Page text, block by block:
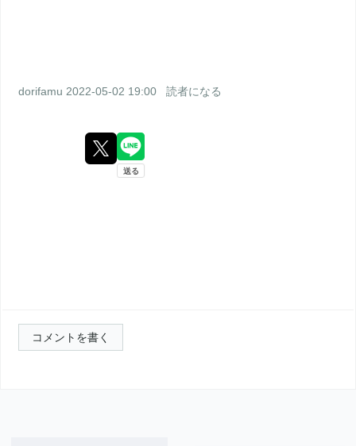
dorifamu 2022-05-02 19:00 読者になる
コメントを書く